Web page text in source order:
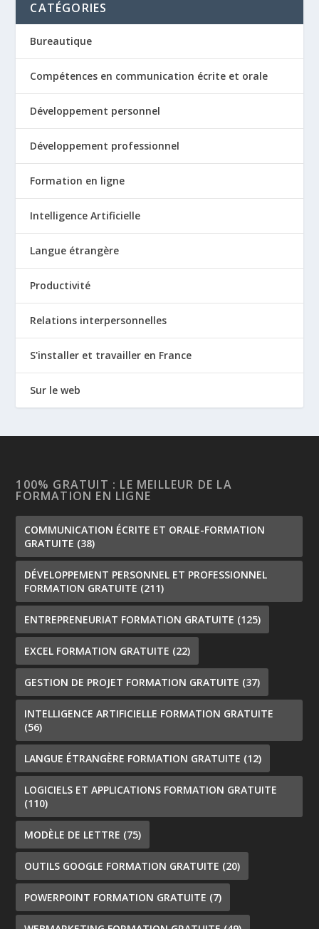
CATÉGORIES
Bureautique
Compétences en communication écrite et orale
Développement personnel
Développement professionnel
Formation en ligne
Intelligence Artificielle
Langue étrangère
Productivité
Relations interpersonnelles
S'installer et travailler en France
Sur le web
100% GRATUIT : LE MEILLEUR DE LA
FORMATION EN LIGNE
COMMUNICATION ÉCRITE ET ORALE-FORMATION
GRATUITE (38)
DÉVELOPPEMENT PERSONNEL ET PROFESSIONNEL
FORMATION GRATUITE (211)
ENTREPRENEURIAT FORMATION GRATUITE (125)
EXCEL FORMATION GRATUITE (22)
GESTION DE PROJET FORMATION GRATUITE (37)
INTELLIGENCE ARTIFICIELLE FORMATION GRATUITE
(56)
LANGUE ÉTRANGÈRE FORMATION GRATUITE (12)
LOGICIELS ET APPLICATIONS FORMATION GRATUITE
(110)
MODÈLE DE LETTRE (75)
OUTILS GOOGLE FORMATION GRATUITE (20)
POWERPOINT FORMATION GRATUITE (7)